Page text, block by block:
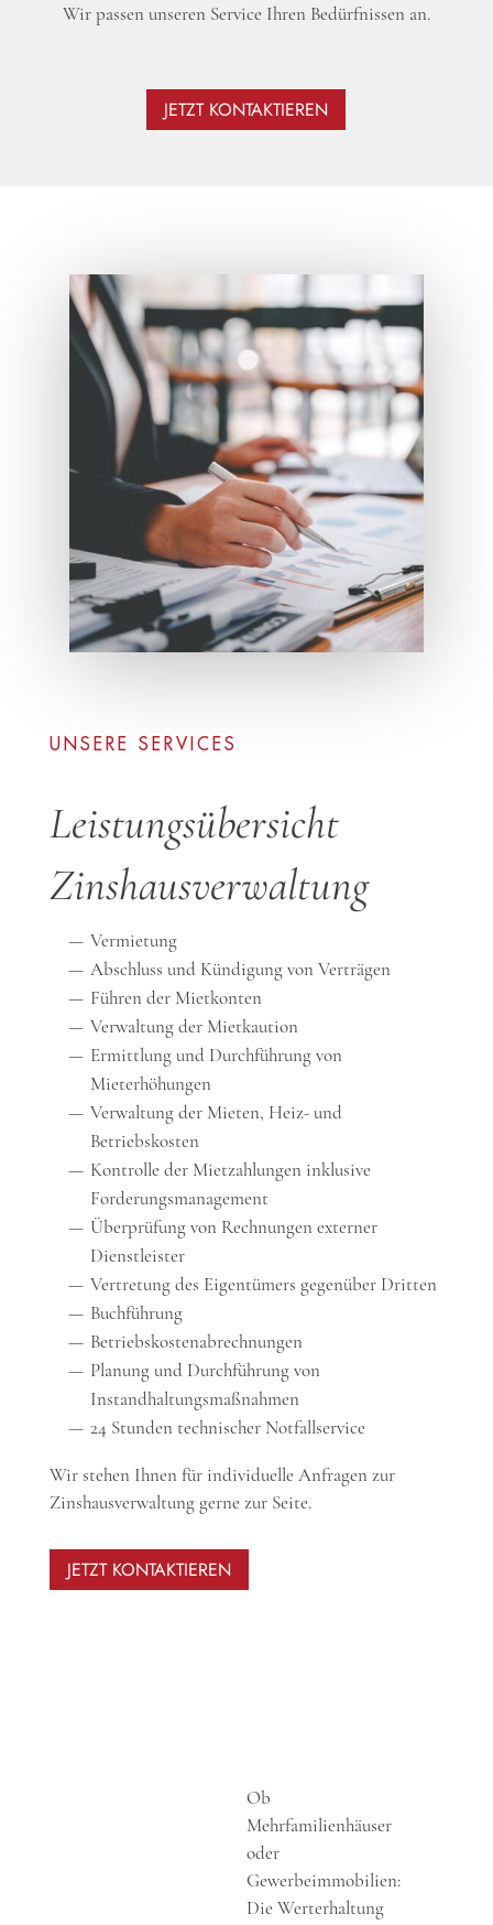
Wir passen unseren Service Ihren Bedürfnissen an.
JETZT KONTAKTIEREN
UNSERE SERVICES
Leistungsübersicht
Zinshausverwaltung
Vermietung
Abschluss und Kündigung von Verträgen
Führen der Mietkonten
Verwaltung der Mietkaution
Ermittlung und Durchführung von
Mieterhöhungen
Verwaltung der Mieten, Heiz- und
Betriebskosten
Kontrolle der Mietzahlungen inklusive
Forderungsmanagement
Überprüfung von Rechnungen externer
Dienstleister
Vertretung des Eigentümers gegenüber Dritten
Buchführung
Betriebskostenabrechnungen
Planung und Durchführung von
Instandhaltungsmaßnahmen
24 Stunden technischer Notfallservice
Wir stehen Ihnen für individuelle Anfragen zur
Zinshausverwaltung gerne zur Seite.
JETZT KONTAKTIEREN
Ob
Mehrfamilienhäuser
oder
Gewerbeimmobilien:
Die Werterhaltung